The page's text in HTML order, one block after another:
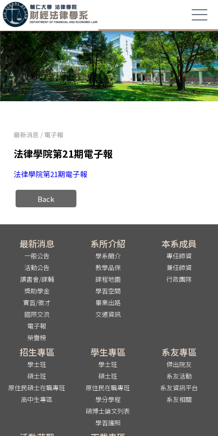
最新消息 / 電子報
法律學院第21期電子報
法律學院第21期電子報
Back
最新消息
一般公告
活動公告
讀書會/課輔
獎助學金
實習/徵才
國際交流
電子報
榮譽榜
系所介紹
學系簡介
教學品保
課程地圖
學習空間
畢業出路
交通資訊
本系成員
專任師資
兼任師資
行政團隊
招生專區
學士班
碩士班
原住民碩士在職專班
高中生專區
學生專區
學士班
碩士班
原住民在職專班
學分學程
碩博士論文列表
學習護照
系友專區
傑出院友
系友活動
系友資訊平台
系友相關